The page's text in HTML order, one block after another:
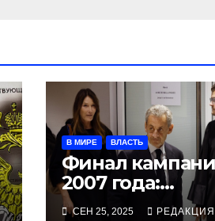
В МИРЕ ВЛАСТЬ
Финал
2007 года:
Саркози — ещё
СЕН 25, 2025 РЕДАКЦИЯ